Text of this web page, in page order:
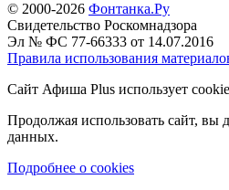
© 2000-2026 Фонтанка.Ру
Свидетельство Роскомнадзора
Эл № ФС 77-66333 от 14.07.2016
Правила использования
Сайт Афиша Plus использует
Продолжая использовать сайт, вы
данных.
Подробнее о cookies